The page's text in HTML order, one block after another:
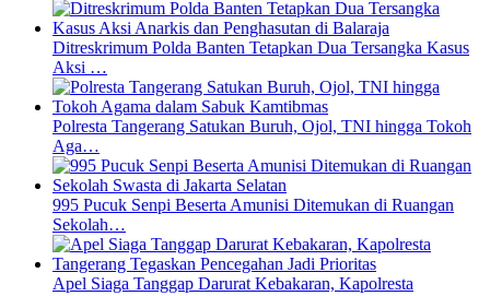
Ditreskrimum Polda Banten Tetapkan Dua Tersangka Kasus
Aksi …
Polresta Tangerang Satukan Buruh, Ojol, TNI hingga Tokoh
Aga…
995 Pucuk Senpi Beserta Amunisi Ditemukan di Ruangan
Sekolah…
Apel Siaga Tanggap Darurat Kebakaran, Kapolresta